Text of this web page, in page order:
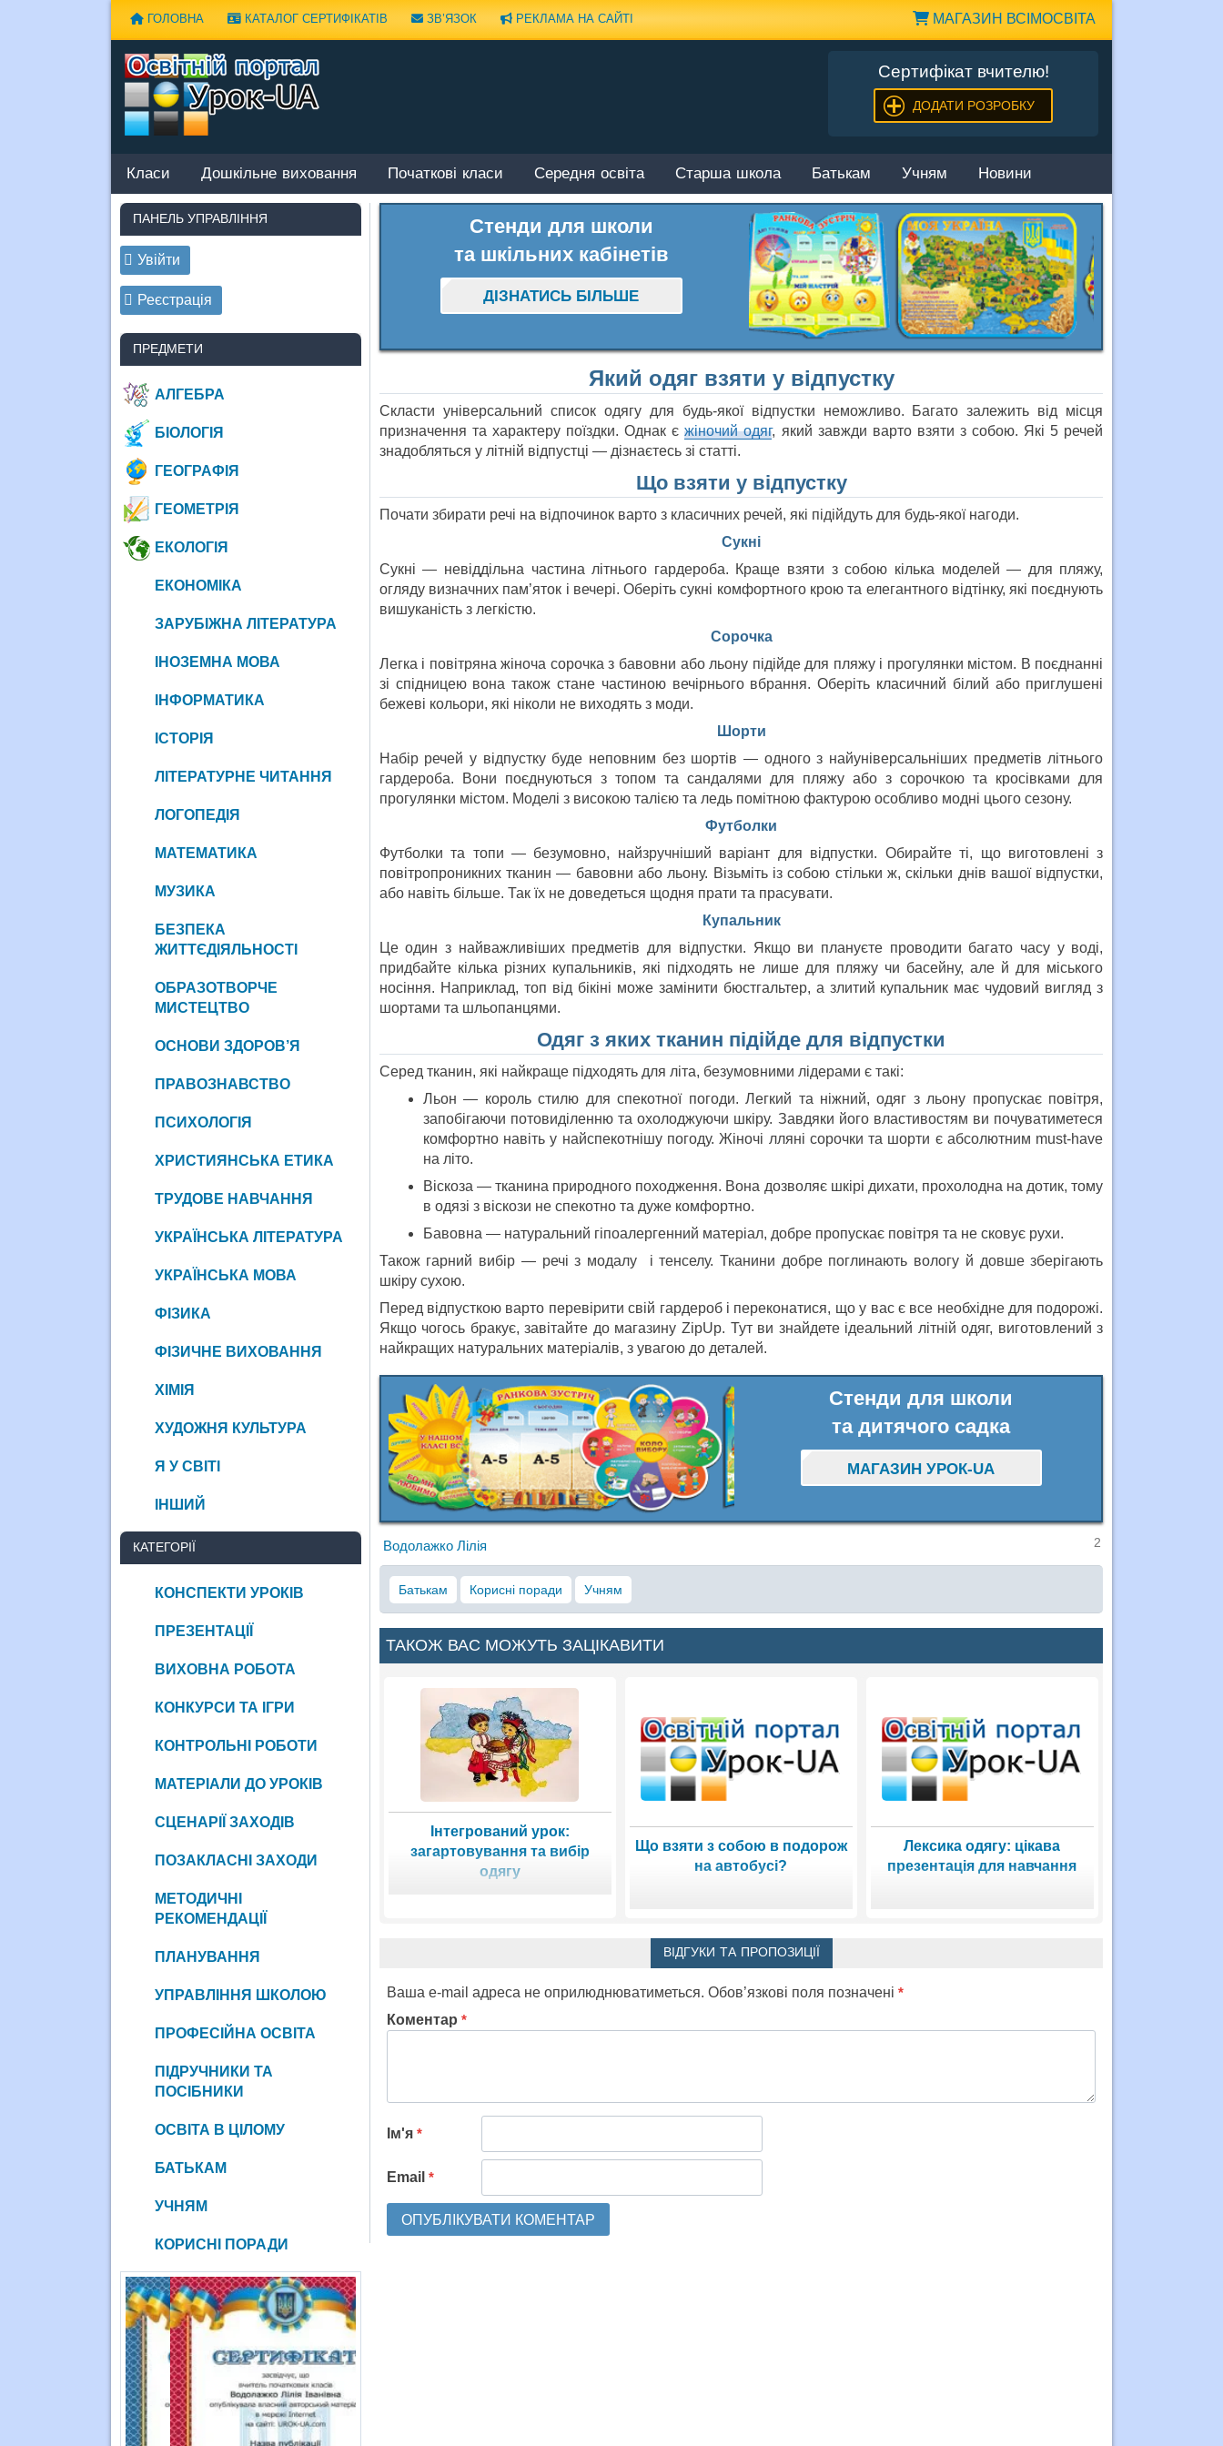
МАГАЗИН ВСІМОСВІТА
ГОЛОВНА КАТАЛОГ СЕРТИФІКАТІВ ЗВ’ЯЗОК РЕКЛАМА НА САЙТІ
Сертифікат вчителю!
ДОДАТИ РОЗРОБКУ
Класи Дошкільне виховання Початкові класи Середня освіта Старша школа Батькам Учням Новини
Стенди для школи
та шкільних кабінетів
ДІЗНАТИСЬ БІЛЬШЕ
Який одяг взяти у відпустку
Скласти універсальний список одягу для будь-якої відпустки неможливо. Багато залежить від місця
призначення та характеру поїздки. Однак єжіночий одяг, який завжди варто взяти з собою. Які 5 речей
знадобляться у літній відпустці — дізнаєтесь зі статті.
Що взяти у відпустку
Почати збирати речі на відпочинок варто з класичних речей, які підійдуть для будь-якої нагоди.
Сукні
Сукні — невіддільна частина літнього гардероба. Краще взяти з собою кілька моделей — для пляжу,
огляду визначних пам’яток і вечері. Оберіть сукні комфортного крою та елегантного відтінку, які поєднують
вишуканість з легкістю.
Сорочка
Легка і повітряна жіноча сорочка з бавовни або льону підійде для пляжу і прогулянки містом. В поєднанні
зі спідницею вона також стане частиною вечірнього вбрання. Оберіть класичний білий або приглушені
бежеві кольори, які ніколи не виходять з моди.
Шорти
Набір речей у відпустку буде неповним без шортів — одного з найуніверсальніших предметів літнього
гардероба. Вони поєднуються з топом та сандалями для пляжу або з сорочкою та кросівками для
прогулянки містом. Моделі з високою талією та ледь помітною фактурою особливо модні цього сезону.
Футболки
Футболки та топи — безумовно, найзручніший варіант для відпустки. Обирайте ті, що виготовлені з
повітропроникних тканин — бавовни або льону. Візьміть із собою стільки ж, скільки днів вашої відпустки,
або навіть більше. Так їх не доведеться щодня прати та прасувати.
Купальник
Це один з найважливіших предметів для відпустки. Якщо ви плануєте проводити багато часу у воді,
придбайте кілька різних купальників, які підходять не лише для пляжу чи басейну, але й для міського
носіння. Наприклад, топ від бікіні може замінити бюстгальтер, а злитий купальник має чудовий вигляд з
шортами та шльопанцями.
Одяг з яких тканин підійде для відпустки
Серед тканин, які найкраще підходять для літа, безумовними лідерами є такі:
Льон — король стилю для спекотної погоди. Легкий та ніжний, одяг з льону пропускає повітря,
запобігаючи потовиділенню та охолоджуючи шкіру. Завдяки його властивостям ви почуватиметеся
комфортно навіть у найспекотнішу погоду. Жіночі лляні сорочки та шорти є абсолютним must-have
на літо.
Віскоза — тканина природного походження. Вона дозволяє шкірі дихати, прохолодна на дотик, тому
в одязі з віскози не спекотно та дуже комфортно.
Бавовна — натуральний гіпоалергенний матеріал, добре пропускає повітря та не сковує рухи.
Також гарний вибір — речі з модалу і тенселу. Тканини добре поглинають вологу й довше зберігають
шкіру сухою.
Перед відпусткою варто перевірити свій гардероб і переконатися, що у вас є все необхідне для подорожі.
Якщо чогось бракує, завітайте до магазину ZipUp. Тут ви знайдете ідеальний літній одяг, виготовлений з
найкращих натуральних матеріалів, з увагою до деталей.
Стенди для школи
та дитячого садка
МАГАЗИН УРОК-UA
Водолажко Лілія 2
Батькам Корисні поради Учням
ТАКОЖ ВАС МОЖУТЬ ЗАЦІКАВИТИ
Інтегрований урок:
загартовування та вибір
одягу
Що взяти з собою в подорож
на автобусі?
Лексика одягу: цікава
презентація для навчання
ВІДГУКИ ТА ПРОПОЗИЦІЇ
Ваша e-mail адреса не оприлюднюватиметься. Обов’язкові поля позначені *
Коментар *
Ім'я *
Email *
ПАНЕЛЬ УПРАВЛІННЯ
Увійти
Реєстрація
ПРЕДМЕТИ
АЛГЕБРА
БІОЛОГІЯ
ГЕОГРАФІЯ
ГЕОМЕТРІЯ
ЕКОЛОГІЯ
ЕКОНОМІКА
ЗАРУБІЖНА ЛІТЕРАТУРА
ІНОЗЕМНА МОВА
ІНФОРМАТИКА
ІСТОРІЯ
ЛІТЕРАТУРНЕ ЧИТАННЯ
ЛОГОПЕДІЯ
МАТЕМАТИКА
МУЗИКА
БЕЗПЕКА
ЖИТТЄДІЯЛЬНОСТІ
ОБРАЗОТВОРЧЕ
МИСТЕЦТВО
ОСНОВИ ЗДОРОВ’Я
ПРАВОЗНАВСТВО
ПСИХОЛОГІЯ
ХРИСТИЯНСЬКА ЕТИКА
ТРУДОВЕ НАВЧАННЯ
УКРАЇНСЬКА ЛІТЕРАТУРА
УКРАЇНСЬКА МОВА
ФІЗИКА
ФІЗИЧНЕ ВИХОВАННЯ
ХІМІЯ
ХУДОЖНЯ КУЛЬТУРА
Я У СВІТІ
ІНШИЙ
КАТЕГОРІЇ
КОНСПЕКТИ УРОКІВ
ПРЕЗЕНТАЦІЇ
ВИХОВНА РОБОТА
КОНКУРСИ ТА ІГРИ
КОНТРОЛЬНІ РОБОТИ
МАТЕРІАЛИ ДО УРОКІВ
СЦЕНАРІЇ ЗАХОДІВ
ПОЗАКЛАСНІ ЗАХОДИ
МЕТОДИЧНІ
РЕКОМЕНДАЦІЇ
ПЛАНУВАННЯ
УПРАВЛІННЯ ШКОЛОЮ
ПРОФЕСІЙНА ОСВІТА
ПІДРУЧНИКИ ТА
ПОСІБНИКИ
ОСВІТА В ЦІЛОМУ
БАТЬКАМ
УЧНЯМ
КОРИСНІ ПОРАДИ